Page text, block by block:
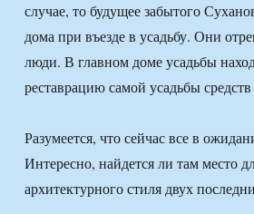
случае, то будущее забытого
дома при въезде в усадьбу. Они
люди. В главном доме усадьбы
реставрацию самой усадьбы
Разумеется, что сейчас все в
Интересно, найдется ли там место
архитектурного стиля двух